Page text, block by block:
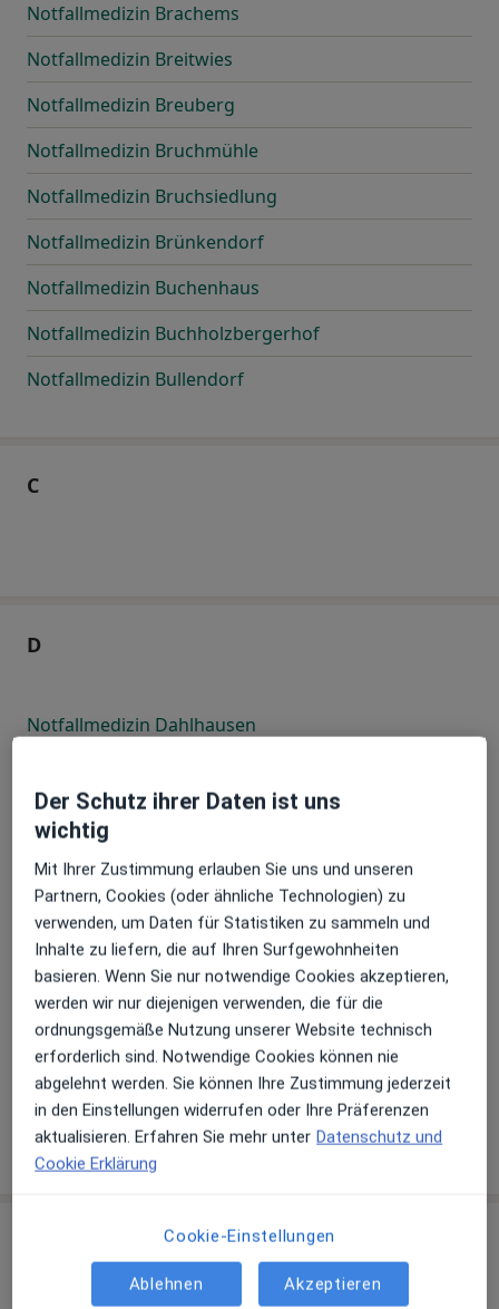
Notfallmedizin Brachems
Notfallmedizin Breitwies
Notfallmedizin Breuberg
Notfallmedizin Bruchmühle
Notfallmedizin Bruchsiedlung
Notfallmedizin Brünkendorf
Notfallmedizin Buchenhaus
Notfallmedizin Buchholzbergerhof
Notfallmedizin Bullendorf
C
D
Notfallmedizin Dahlhausen
Notfallmedizin Dammühle
Notfallmedizin Deckelstein
Notfallmedizin Diedenberg
Notfallmedizin Diesburgerhof
Notfallmedizin Dornhecken
Notfallmedizin Dromigt
Notfallmedizin Dudenbacherhof
Notfallmedizin Dusenbrücken
Der Schutz ihrer Daten ist uns
wichtig
Mit Ihrer Zustimmung erlauben Sie uns und unseren
Partnern, Cookies (oder ähnliche Technologien) zu
verwenden, um Daten für Statistiken zu sammeln und
Inhalte zu liefern, die auf Ihren Surfgewohnheiten
basieren. Wenn Sie nur notwendige Cookies akzeptieren,
werden wir nur diejenigen verwenden, die für die
ordnungsgemäße Nutzung unserer Website technisch
erforderlich sind. Notwendige Cookies können nie
abgelehnt werden. Sie können Ihre Zustimmung jederzeit
in den Einstellungen widerrufen oder Ihre Präferenzen
aktualisieren. Erfahren Sie mehr unter Datenschutz und
Cookie Erklärung
Cookie-Einstellungen
Ablehnen Akzeptieren